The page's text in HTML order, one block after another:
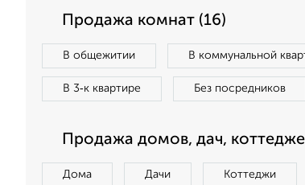
Продажа комнат (16)
В общежитии В коммунальной
В 3‑к квартире Без посредников
Продажа домов, дач,
Дома Дачи Коттеджи